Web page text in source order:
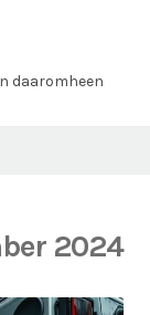
daaromheen
2024